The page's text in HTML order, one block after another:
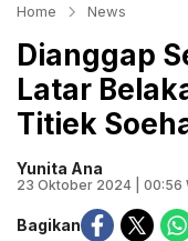
Home News
Dianggap
Latar
Titiek
Yunita Ana
23 Oktober 2024 | 00:56
Bagikan